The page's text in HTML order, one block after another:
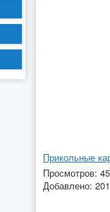
Просмотров:
Добавлено: